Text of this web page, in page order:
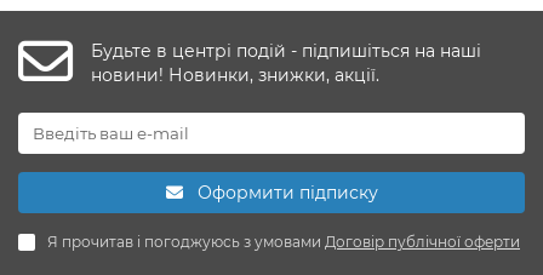
Будьте в центрі подій - підпишіться на наші
новини! Новинки, знижки, акції.
Оформити підписку
Я прочитав і погоджуюсь з умовами Договір публічної оферти